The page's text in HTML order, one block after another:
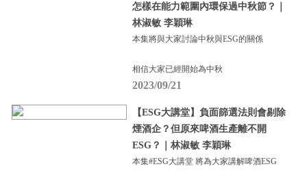
怎樣在能力範圍內環保過中秋節？｜
林淑敏 李穎琳
本集將與大家討論中秋與ESG的關係
相信大家已經開始為中秋
2023/09/21
【ESG大講堂】負面篩選法則會剔除
煙酒企？但原來啤酒生產離不開
ESG？｜林淑敏 李穎琳
本集#ESG大講堂 將為大家講解啤酒ESG